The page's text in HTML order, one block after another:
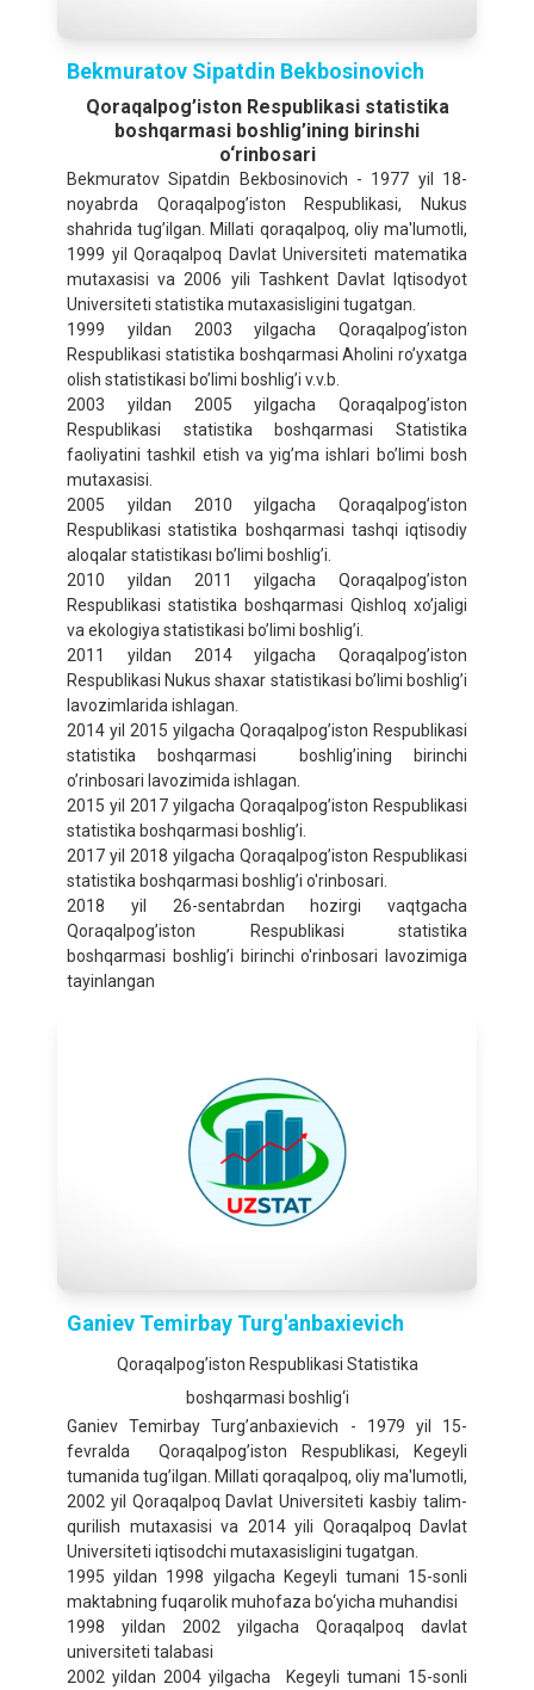
Bekmuratov Sipatdin Bekbosinovich
Qoraqalpog’iston Rеspublikasi statistika
boshqarmasi boshlig’ining birinshi
o‘rinbosаri
Bekmuratov Sipatdin Bekbosinovich - 1977 yil 18-
noyabrda Qoraqalpog’iston Rеspublikasi, Nukus
shahrida tug’ilgan. Millati qoraqalpoq, oliy ma'lumotli,
1999 yil Qoraqalpoq Davlat Universiteti matematika
mutaxasisi va 2006 yili Tashkent Davlat Iqtisodyot
Universiteti statistika mutaxasisligini tugatgan.
1999 yildan 2003 yilgacha Qoraqalpog’iston
Rеspublikasi statistika boshqarmasi Aholini ro’yxatga
olish statistikasi bo’limi boshlig’i v.v.b.
2003 yildan 2005 yilgacha Qoraqalpog’iston
Rеspublikasi statistika boshqarmasi Statistika
faoliyatini tashkil etish va yig’ma ishlari bo’limi bosh
mutaxasisi.
2005 yildan 2010 yilgacha Qoraqalpog’iston
Rеspublikasi statistika boshqarmasi tashqi iqtisodiy
aloqalar statistikası bo’limi boshlig’i.
2010 yildan 2011 yilgacha Qoraqalpog’iston
Rеspublikasi statistika boshqarmasi Qishloq xo’jaligi
va ekologiya statistikasi bo’limi boshlig’i.
2011 yildan 2014 yilgacha Qoraqalpog’iston
Rеspublikasi Nukus shaxar statistikasi bo’limi boshlig’i
lavozimlarida ishlagan.
2014 yil 2015 yilgacha Qoraqalpog’iston Rеspublikasi
statistika boshqarmasi boshlig’ining birinchi
o’rinbosari lavozimida ishlagan.
2015 yil 2017 yilgacha Qoraqalpog’iston Rеspublikasi
statistika boshqarmasi boshlig’i.
2017 yil 2018 yilgacha Qoraqalpog’iston Rеspublikasi
statistika boshqarmasi boshlig’i o'rinbosari.
2018 yil 26-sentabrdan hozirgi vaqtgacha
Qoraqalpog’iston Rеspublikasi statistika
boshqarmasi boshlig’i birinchi o'rinbosari lavozimiga
tayinlangan
Ganiev Temirbay Turg'anbaxievich
Qoraqalpog’iston Respublikasi Statistika
boshqarmasi boshlig‘i
Ganiev Temirbay Turg’anbaxievich - 1979 yil 15-
fevralda Qoraqalpog’iston Respublikasi, Kegeyli
tumanida tug’ilgan. Millati qoraqalpoq, oliy ma'lumotli,
2002 yil Qoraqalpoq Davlat Universiteti kasbiy talim-
qurilish mutaxasisi va 2014 yili Qoraqalpoq Davlat
Universiteti iqtisodchi mutaxasisligini tugatgan.
1995 yildan 1998 yilgacha Kegeyli tumani 15-sonli
maktabning fuqarolik muhofaza bo‘yicha muhandisi
1998 yildan 2002 yilgacha Qoraqalpoq davlat
universiteti talabasi
2002 yildan 2004 yilgacha Kegeyli tumani 15-sonli